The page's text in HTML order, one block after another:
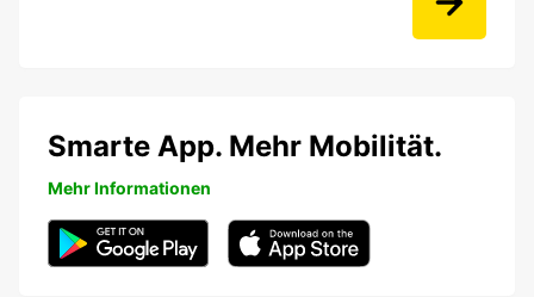
Smarte App. Mehr Mobilität.
Mehr Informationen